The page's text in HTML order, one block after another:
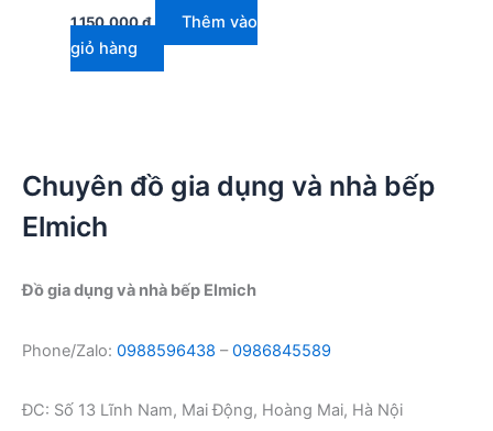
1.150.000₫
Thêm vào
giỏ hàng
Chuyên đồ gia dụng và nhà bếp
Elmich
Đồ gia dụng và nhà bếp Elmich
Phone/Zalo: 0988596438 –0986845589
ĐC: Số 13 Lĩnh Nam, Mai Động, Hoàng Mai, Hà Nội